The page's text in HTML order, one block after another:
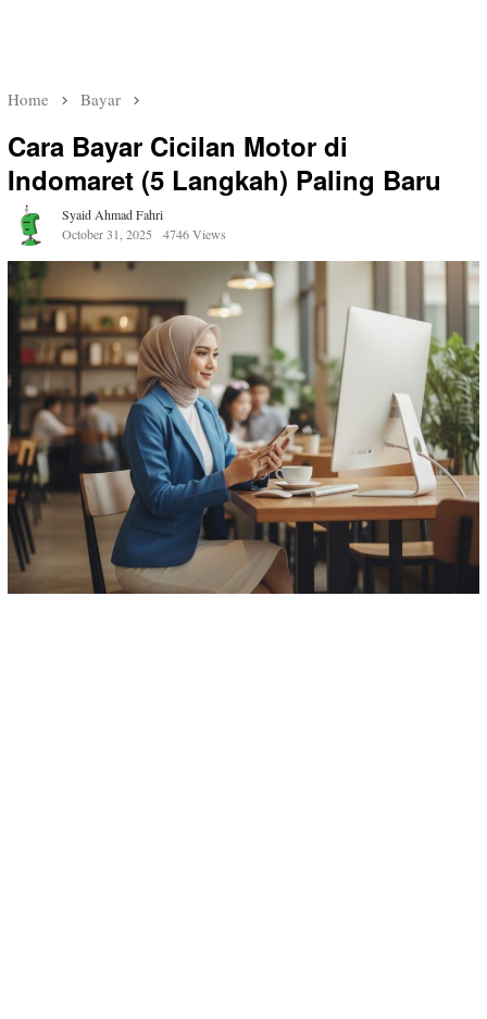
Home Bayar
Cara Bayar Cicilan Motor di
Indomaret (5 Langkah) Paling Baru
Syaid Ahmad Fahri
October 31, 2025
4746 Views